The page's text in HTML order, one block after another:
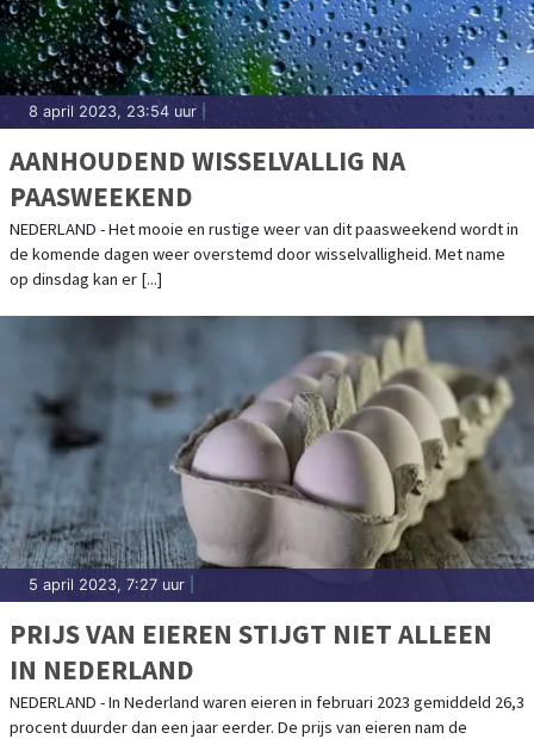
8 april 2023, 23:54 uur
AANHOUDEND WISSELVALLIG NA
PAASWEEKEND
NEDERLAND - Het mooie en rustige weer van dit paasweekend wordt in
de komende dagen weer overstemd door wisselvalligheid. Met name
op dinsdag kan er [...]
5 april 2023, 7:27 uur
PRIJS VAN EIEREN STIJGT NIET ALLEEN
IN NEDERLAND
NEDERLAND - In Nederland waren eieren in februari 2023 gemiddeld 26,3
procent duurder dan een jaar eerder. De prijs van eieren nam de